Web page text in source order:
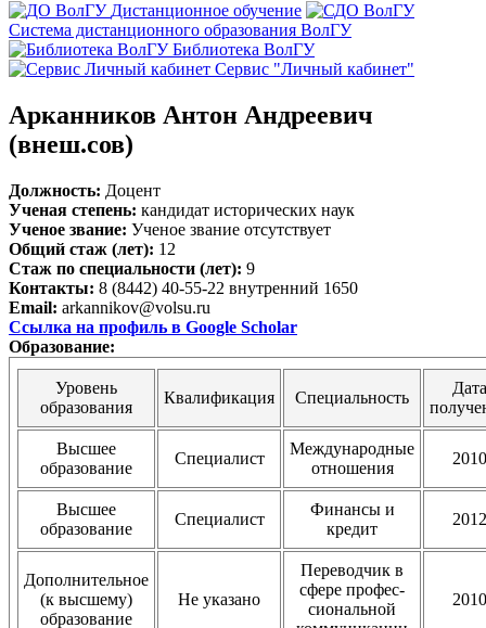
Дистанционное обучение
Система дистанционного образования ВолГУ
Библиотека ВолГУ
Сервис "Личный кабинет"
Арканников Антон Андреевич
(внеш.сов)
Должность: Доцент
Ученая степень: кандидат исторических наук
Ученое звание: Ученое звание отсутствует
Общий стаж (лет): 12
Стаж по специальности (лет): 9
Контакты: 8 (8442) 40-55-22 внутренний 1650
Email: arkannikov@volsu.ru
Ссылка на профиль в Google Scholar
Образование:
Уровень
образования
Квалификация Специальность
Дата
Высшее
образование
Специалист
Международные
отношения
2010
Высшее
образование
Специалист
Финансы и
кредит
2012
Дополнительное
(к высшему)
образование
Не указано
Переводчик в
сфере профес-
сиональной
2010